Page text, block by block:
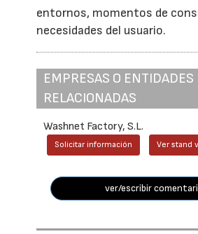
entornos, momentos de
necesidades del usuario.
EMPRESAS O ENTIDADES
RELACIONADAS
Washnet Factory, S.L.
Solicitar información Ver stand
ver/escribir